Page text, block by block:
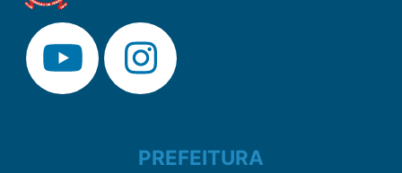
PREFEITURA